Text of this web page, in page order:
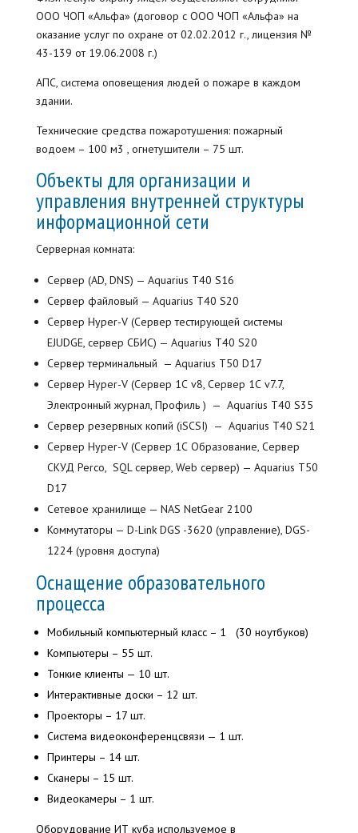
ООО ЧОП «Альфа» (договор с ООО ЧОП «Альфа» на
оказание услуг по охране от 02.02.2012 г., лицензия №
43-139 от 19.06.2008 г.)
АПС, система оповещения людей о пожаре в каждом
здании.
Технические средства пожаротушения: пожарный
водоем – 100 м3 , огнетушители – 75 шт.
Объекты для организации и
управления внутренней структуры
информационной сети
Серверная комната:
Сервер (AD, DNS) — Aquarius T40 S16
Сервер файловый — Aquarius T40 S20
Сервер Hyper-V (Сервер тестирующей системы
EJUDGE, сервер СБИС) — Aquarius T40 S20
Сервер терминальный — Aquarius T50 D17
Сервер Hyper-V (Сервер 1С v8, Сервер 1С v7.7,
Электронный журнал, Профиль ) — Aquarius T40 S35
Сервер резервных копий (iSCSI) — Aquarius T40 S21
Сервер Hyper-V (Сервер 1С Образование, Сервер
СКУД Perco, SQL сервер, Web сервер) — Aquarius T50
D17
Сетевое хранилище — NAS NetGear 2100
Коммутаторы — D-Link DGS -3620 (управление), DGS-
1224 (уровня доступа)
Оснащение образовательного
процесса
Мобильный компьютерный класс – 1 (30 ноутбуков)
Компьютеры – 55 шт.
Тонкие клиенты — 10 шт.
Интерактивные доски – 12 шт.
Проекторы – 17 шт.
Система видеоконференцсвязи — 1 шт.
Принтеры – 14 шт.
Сканеры – 15 шт.
Видеокамеры – 1 шт.
Оборудование ИТ куба используемое в